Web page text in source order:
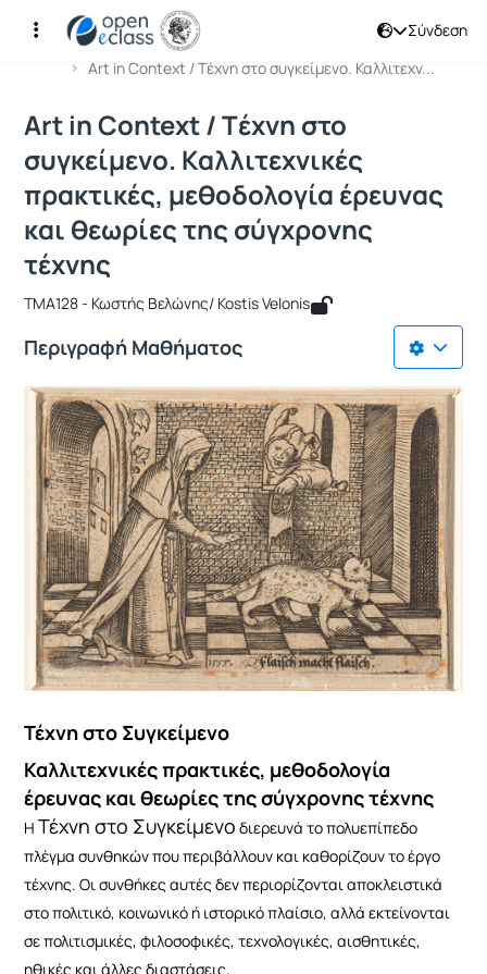
Σύνδεση
Αρχική Σελίδα
Art in Context / Tέχνη στο συγκείμενο. Καλλιτεχν...
Μάθημα : Art in Context / Tέχνη στο
Art in Context / Tέχνη στο
συγκείμενο. Καλλιτεχνικές
πρακτικές, μεθοδολογία έρευνας
και θεωρίες της σύγχρονης
τέχνης
TMA128 - Κωστής Βελώνης/ Kostis Velonis
Περιγραφή Μαθήματος
Τέχνη στο Συγκείμενο
Καλλιτεχνικές πρακτικές, μεθοδολογία
έρευνας και θεωρίες της σύγχρονης τέχνης
Η Τέχνη στο Συγκείμενο διερευνά το πολυεπίπεδο
πλέγμα συνθηκών που περιβάλλουν και καθορίζουν το έργο
τέχνης. Οι συνθήκες αυτές δεν περιορίζονται αποκλειστικά
στο πολιτικό, κοινωνικό ή ιστορικό πλαίσιο, αλλά εκτείνονται
σε πολιτισμικές, φιλοσοφικές, τεχνολογικές, αισθητικές,
ηθικές και άλλες διαστάσεις.